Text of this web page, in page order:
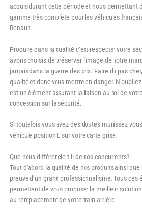
acquis durant cette période et nous permettant
gamme très complète pour les véhicules
Renault.
Produire dans la qualité c’est respecter votre
avons choisis de préserver l’image de notre
jamais dans la guerre des prix. Faire du pas
qualité et donc vous mettre en danger.
est un élément assurant la liaison au sol de
concession sur la sécurité.
Si toutefois vous avez des doutes munissez
véhicule position E sur votre carte grise.
Que nous différencie-t-il de nos concurrents?
Tout d’abord la qualité de nos produits ainsi
preuve d’un grand professionnalisme. Tous ces
permettent de vous proposer la meilleur
au remplacement de votre train arrière.